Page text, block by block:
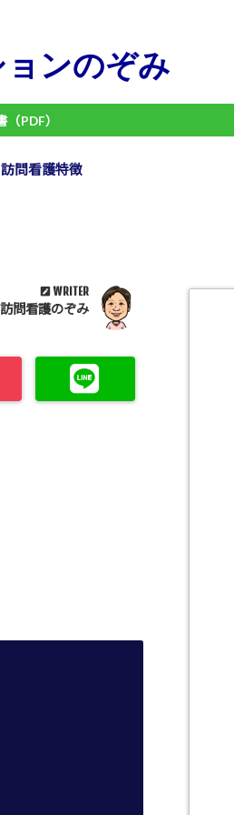
ンのぞみ
PDF）
訪問看護特徴
WRITER
訪問看護のぞみ